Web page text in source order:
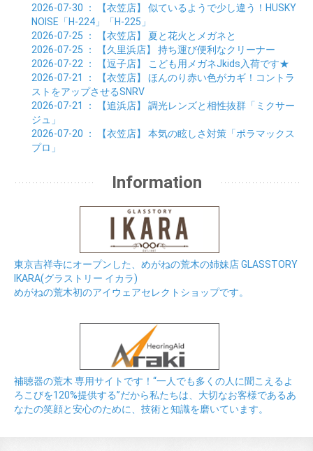
2026-07-30 ： 【衣笠店】 似ているようで少し違う！HUSKY
NOISE「H-224」「H-225」
2026-07-25 ： 【衣笠店】 夏と花火とメガネと
2026-07-25 ： 【久里浜店】 持ち運び便利なクリーナー
2026-07-22 ： 【逗子店】
こども用メガネJkids入荷です★
2026-07-21
： 【衣笠店】 ほんのり赤い色がカギ！コントラ
ストをアップさせるSNRV
2026-07-21
： 【追浜店】 調光レンズと相性抜群「ミクサー
ジュ」
2026-07-20 ： 【衣笠店】 本気の眩しさ対策「ポラマックス
プロ」
Information
東京吉祥寺にオープンした、めがねの荒木の姉妹店 GLASSTORY
IKARA(グラストリー イカラ)
めがねの荒木初のアイウェアセレクトショップです。
補聴器の荒木 専用サイトです！“一人でも多くの人に聞こえるよ
ろこびを120%提供する”だから私たちは、大切なお客様であるあ
なたの笑顔と安心のために、技術と知識を磨いています。